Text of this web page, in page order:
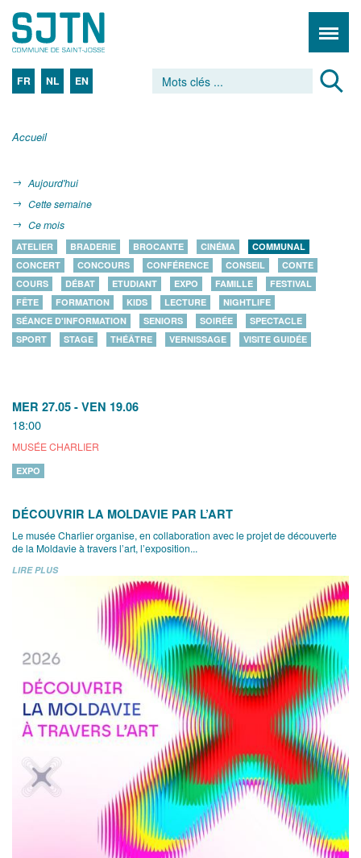
FR NL EN
Accueil
Aujourd'hui
Cette semaine
Ce mois
ATELIER BRADERIE BROCANTE CINÉMA
COMMUNAL
CONCERT
CONCOURS CONFÉRENCE CONSEIL
CONTE
COURS
DÉBAT ETUDIANT EXPO FAMILLE
FESTIVAL
FÊTE
FORMATION KIDS LECTURE
NIGHTLIFE
SÉANCE D'INFORMATION
SENIORS SOIRÉE
SPECTACLE
SPORT
STAGE THÉÂTRE VERNISSAGE VISITE GUIDÉE
MER 27.05 - VEN 19.06
18:00
MUSÉE CHARLIER
EXPO
DÉCOUVRIR LA MOLDAVIE PAR L’ART
Le musée Charlier organise, en collaboration avec le projet de découverte
de la Moldavie à travers l’art, l’exposition...
LIRE PLUS